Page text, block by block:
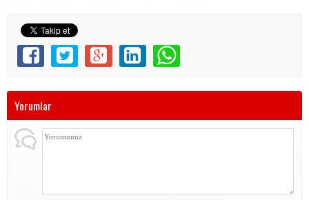
Yorumlar